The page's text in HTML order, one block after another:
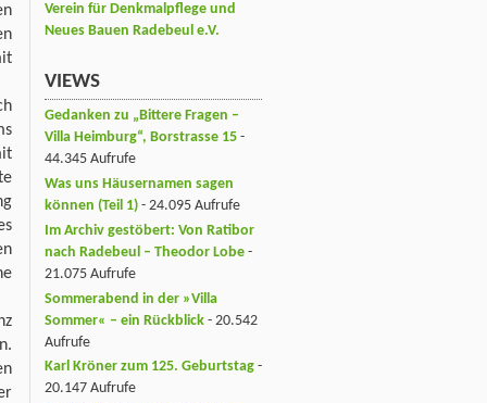
Verein für Denkmalpflege und
Neues Bauen Radebeul e.V.
VIEWS
Gedanken zu „Bittere Fragen –
Villa Heimburg“, Borstrasse 15 -
44.345 Aufrufe
Was uns Häusernamen sagen
können (Teil 1) - 24.095 Aufrufe
Im Archiv gestöbert: Von Ratibor
nach Radebeul – Theodor Lobe -
21.075 Aufrufe
Sommerabend in der »Villa
Sommer« – ein Rückblick - 20.542
Aufrufe
Karl Kröner zum 125. Geburtstag -
20.147 Aufrufe